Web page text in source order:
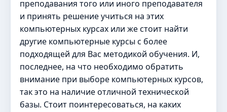
преподавания того или иного преподавателя
и принять решение учиться на этих
компьютерных курсах или же стоит найти
другие компьютерные курсы с более
подходящей для Вас методикой обучения. И,
последнее, на что необходимо обратить
внимание при выборе компьютерных курсов,
так это на наличие отличной технической
базы. Стоит поинтересоваться, на каких